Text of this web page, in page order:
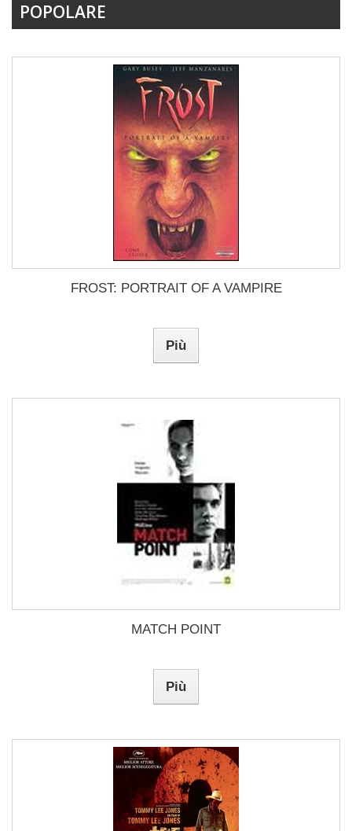
POPOLARE
FROST: PORTRAIT OF A VAMPIRE
Più
MATCH POINT
Più